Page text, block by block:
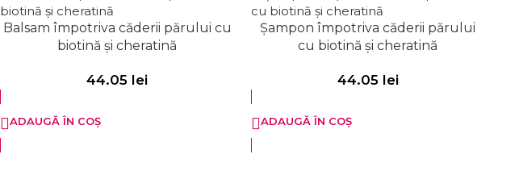
Balsam împotriva căderii părului cu
biotină și cheratină
44.05 lei
ADAUGĂ ÎN COȘ
Șampon împotriva căderii părului
cu biotină și cheratină
44.05 lei
ADAUGĂ ÎN COȘ